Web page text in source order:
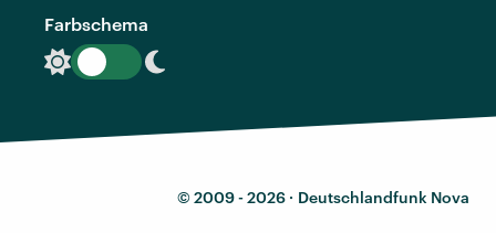
Farbschema
© 2009 - 2026 · Deutschlandfunk Nova